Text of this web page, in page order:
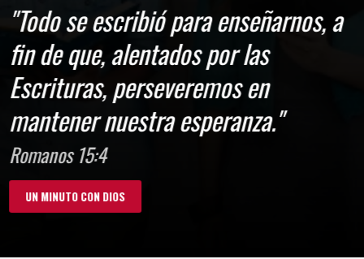
"Todo se escribió para enseñarnos, a
fin de que, alentados por las
Escrituras, perseveremos en
mantener nuestra esperanza."
Romanos 15:4
UN MINUTO CON DIOS